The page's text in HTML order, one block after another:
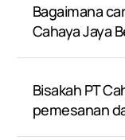
Bagaimana
Cahaya Jaya
Bisakah PT
pemesanan